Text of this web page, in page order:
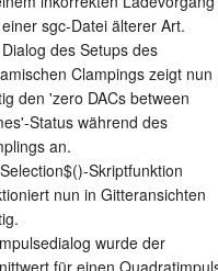
sgc-Datei älterer Art.
des Setups des
Clampings zeigt nun
den 'zero DACs between
Status während des
an.
Skriptfunktion
nun in Gitteransichten
wurde der